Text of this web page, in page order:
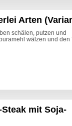
Arten
schälen, putzen und
wälzen und den
mit Soja-